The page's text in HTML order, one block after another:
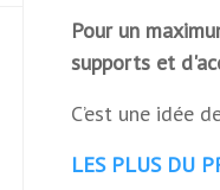
Pour un
supports et
C’est une idée
LES PLUS DU
USB
Tactile
Bluetooth